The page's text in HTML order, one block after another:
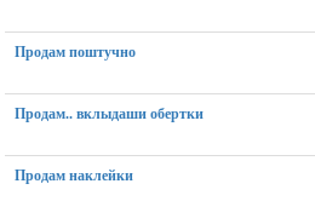
Продам поштучно
Продам.. вклыдаши обертки
Продам наклейки